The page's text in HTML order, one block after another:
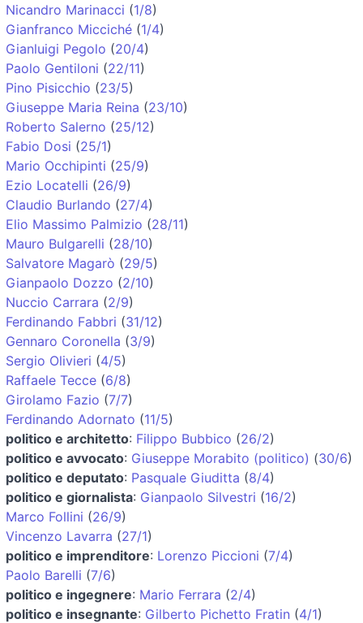
Nicandro Marinacci (1/8)
Gianfranco Micciché (1/4)
Gianluigi Pegolo (20/4)
Paolo Gentiloni (22/11)
Pino Pisicchio (23/5)
Giuseppe Maria Reina (23/10)
Roberto Salerno (25/12)
Fabio Dosi (25/1)
Mario Occhipinti (25/9)
Ezio Locatelli (26/9)
Claudio Burlando (27/4)
Elio Massimo Palmizio (28/11)
Mauro Bulgarelli (28/10)
Salvatore Magarò (29/5)
Gianpaolo Dozzo (2/10)
Nuccio Carrara (2/9)
Ferdinando Fabbri (31/12)
Gennaro Coronella (3/9)
Sergio Olivieri (4/5)
Raffaele Tecce (6/8)
Girolamo Fazio (7/7)
Ferdinando Adornato (11/5)
politico e architetto: Filippo Bubbico (26/2)
politico e avvocato: Giuseppe Morabito (politico) (30/6)
politico e deputato: Pasquale Giuditta (8/4)
politico e giornalista: Gianpaolo Silvestri (16/2)
Marco Follini (26/9)
Vincenzo Lavarra (27/1)
politico e imprenditore: Lorenzo Piccioni (7/4)
Paolo Barelli (7/6)
politico e ingegnere: Mario Ferrara (2/4)
politico e insegnante: Gilberto Pichetto Fratin (4/1)